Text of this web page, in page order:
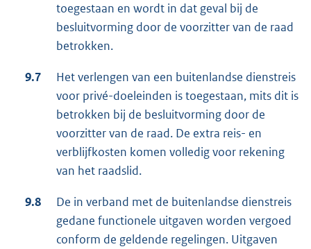
toegestaan en wordt in dat geval bij de
besluitvorming door de voorzitter van de raad
betrokken.
9.7
Het verlengen van een buitenlandse dienstreis
voor privé-doeleinden is toegestaan, mits dit is
betrokken bij de besluitvorming door de
voorzitter van de raad. De extra reis- en
verblijfkosten komen volledig voor rekening
van het raadslid.
9.8
De in verband met de buitenlandse dienstreis
gedane functionele uitgaven worden vergoed
conform de geldende regelingen. Uitgaven